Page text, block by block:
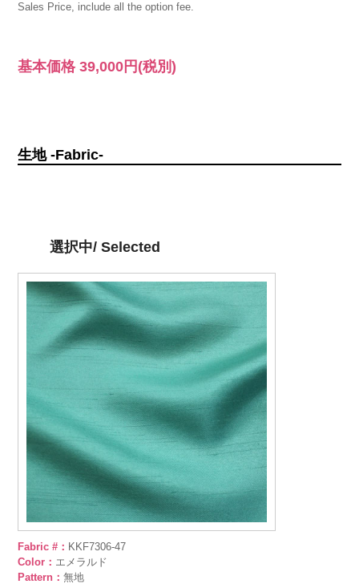
Sales Price, include all the option fee.
基本価格39,000円 (税別)
生地 -Fabric-
選択中/ Selected
Fabric #： KKF7306-47
Color： エメラルド
Pattern：無地